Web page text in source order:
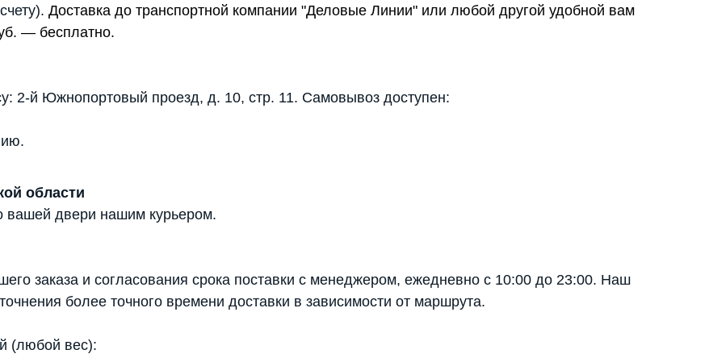
Доставка до транспортной компании "Деловые Линии" или любой другой удобной вам
— бесплатно.
2-й Южнопортовый проезд, д. 10, стр. 11. Самовывоз доступен:
области
вашей двери нашим курьером.
заказа и согласования срока поставки с менеджером, ежедневно с 10:00 до 23:00. Наш
более точного времени доставки в зависимости от маршрута.
(любой вес):